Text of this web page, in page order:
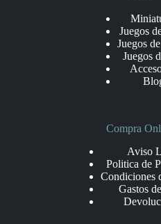
Juegos
Juegos
Juegos
Compra
Aviso
Politica de
Condiciones
Gastos